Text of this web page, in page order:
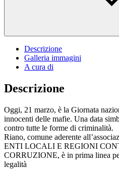
Descrizione
Galleria immagini
A cura di
Descrizione
Oggi, 21 marzo, è la Giornata
innocenti delle mafie. Una data
contro tutte le forme di criminalità.
Riano, comune aderente
ENTI LOCALI E REGIONI
CORRUZIONE, è in prima linea
legalità